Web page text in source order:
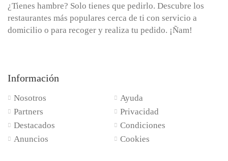
¿Tienes hambre? Solo tienes que pedirlo. Descubre los
restaurantes más populares cerca de ti con servicio a
domicilio o para recoger y realiza tu pedido. ¡Ñam!
Información
Nosotros
Partners
Destacados
Anuncios
Ayuda
Privacidad
Condiciones
Cookies